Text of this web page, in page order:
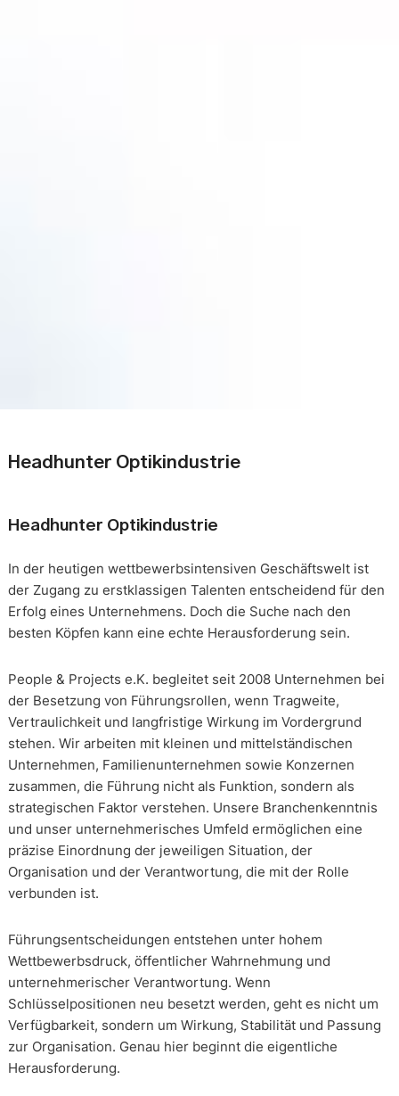
Headhunter Optikindustrie
Headhunter Optikindustrie
In der heutigen wettbewerbsintensiven Geschäftswelt ist
der Zugang zu erstklassigen Talenten entscheidend für den
Erfolg eines Unternehmens. Doch die Suche nach den
besten Köpfen kann eine echte Herausforderung sein.
People & Projects e.K. begleitet seit 2008 Unternehmen bei
der Besetzung von Führungsrollen, wenn Tragweite,
Vertraulichkeit und langfristige Wirkung im Vordergrund
stehen. Wir arbeiten mit kleinen und mittelständischen
Unternehmen, Familienunternehmen sowie Konzernen
zusammen, die Führung nicht als Funktion, sondern als
strategischen Faktor verstehen. Unsere Branchenkenntnis
und unser unternehmerisches Umfeld ermöglichen eine
präzise Einordnung der jeweiligen Situation, der
Organisation und der Verantwortung, die mit der Rolle
verbunden ist.
Führungsentscheidungen entstehen unter hohem
Wettbewerbsdruck, öffentlicher Wahrnehmung und
unternehmerischer Verantwortung. Wenn
Schlüsselpositionen neu besetzt werden, geht es nicht um
Verfügbarkeit, sondern um Wirkung, Stabilität und Passung
zur Organisation. Genau hier beginnt die eigentliche
Herausforderung.